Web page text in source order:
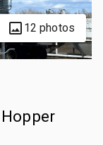
12 photos